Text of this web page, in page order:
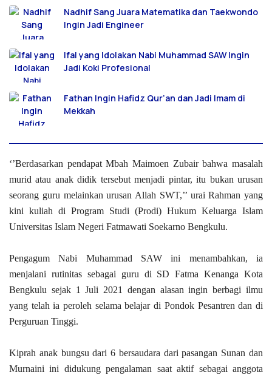
Nadhif Sang Juara Matematika dan Taekwondo
Ingin Jadi Engineer
Ifal yang Idolakan Nabi Muhammad SAW Ingin
Jadi Koki Profesional
Fathan Ingin Hafidz Qur’an dan Jadi Imam di
Mekkah
‘’Berdasarkan pendapat Mbah Maimoen Zubair bahwa masalah
murid atau anak didik tersebut menjadi pintar, itu bukan urusan
seorang guru melainkan urusan Allah SWT,’’ urai Rahman yang
kini kuliah di Program Studi (Prodi) Hukum Keluarga Islam
Universitas Islam Negeri Fatmawati Soekarno Bengkulu.
Pengagum Nabi Muhammad SAW ini menambahkan, ia
menjalani rutinitas sebagai guru di SD Fatma Kenanga Kota
Bengkulu sejak 1 Juli 2021 dengan alasan ingin berbagi ilmu
yang telah ia peroleh selama belajar di Pondok Pesantren dan di
Perguruan Tinggi.
Kiprah anak bungsu dari 6 bersaudara dari pasangan Sunan dan
Murnaini ini didukung pengalaman saat aktif sebagai anggota